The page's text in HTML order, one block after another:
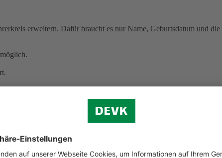
erweitern. Dafür braucht es nur Name, Geburtsdatum und
möglich.